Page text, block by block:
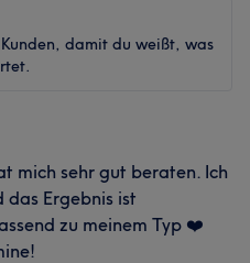
damit du weißt, was
mich sehr gut beraten. Ich
das Ergebnis ist
zu meinem Typ ❤️